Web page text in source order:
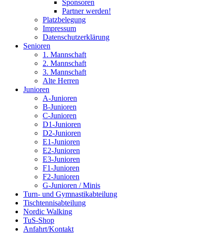
Sponsoren
Partner werden!
Platzbelegung
Impressum
Datenschutzerklärung
Senioren
1. Mannschaft
2. Mannschaft
3. Mannschaft
Alte Herren
Junioren
A-Junioren
B-Junioren
C-Junioren
D1-Junioren
D2-Junioren
E1-Junioren
E2-Junioren
E3-Junioren
F1-Junioren
F2-Junioren
G-Junioren / Minis
Turn- und Gymnastikabteilung
Tischtennisabteilung
Nordic Walking
TuS-Shop
Anfahrt/Kontakt